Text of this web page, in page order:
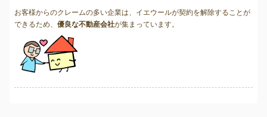
お客様からのクレームの多い企業は、イエウールが契約を解除することが
できるため、 優良な不動産会社が集まっています。